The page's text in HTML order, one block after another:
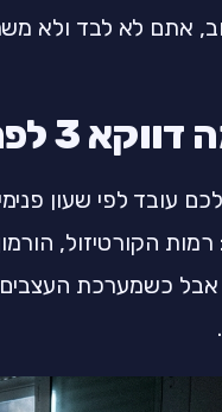
אתם לא לבד ולא
3 לפנות בוקר
רמות הקורטיזול,
כשמערכת העצבים